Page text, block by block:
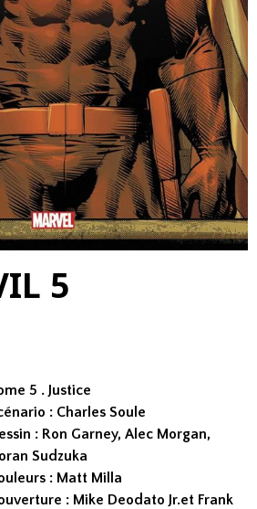
5
5 . Justice
: Charles Soule
: Ron Garney, Alec Morgan,
Sudzuka
: Matt Milla
: Mike Deodato Jr.et Frank